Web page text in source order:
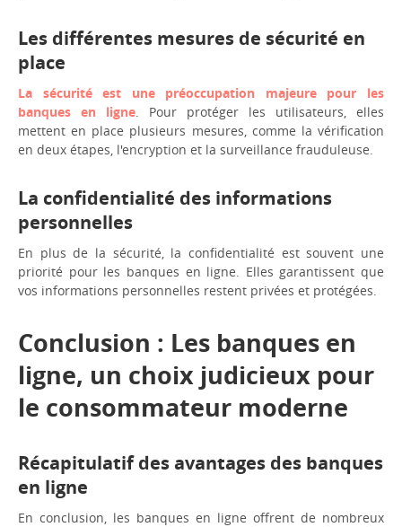
Les différentes mesures de sécurité en
place
La sécurité est une préoccupation majeure pour les
banques en ligne. Pour protéger les utilisateurs, elles
mettent en place plusieurs mesures, comme la vérification
en deux étapes, l'encryption et la surveillance frauduleuse.
La confidentialité des informations
personnelles
En plus de la sécurité, la confidentialité est souvent une
priorité pour les banques en ligne. Elles garantissent que
vos informations personnelles restent privées et protégées.
Conclusion : Les banques en
ligne, un choix judicieux pour
le consommateur moderne
Récapitulatif des avantages des banques
en ligne
En conclusion, les banques en ligne offrent de nombreux